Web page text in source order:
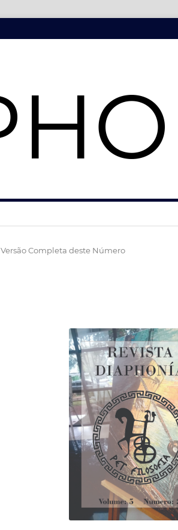
Versão Completa deste Número